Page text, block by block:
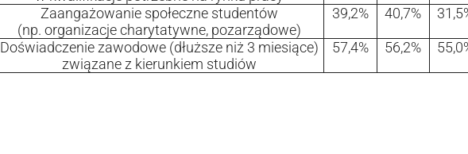
Zaangażowanie społeczne studentów
(np. organizacje charytatywne, pozarządowe)
39,2% 40,7%
Doświadczenie zawodowe (dłuższe niż 3 miesiące)
związane z kierunkiem studiów
57,4% 56,2%